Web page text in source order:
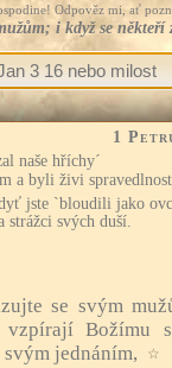
Odpověz mi, ať
i když se
1
naše hříchy´
a byli živi
jste `bloudili jako
strážci svých duší.
se svým
Božímu
jednáním,
☆